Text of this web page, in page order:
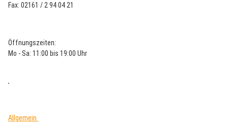
Fax: 02161 / 2 94 04 21
Öffnungszeiten:
Mo - Sa: 11:00 bis 19:00 Uhr
Allgemein